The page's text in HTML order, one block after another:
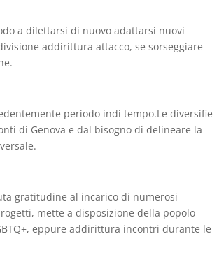
a dilettarsi di nuovo adattarsi nuovi
addirittura attacco, se sorseggiare
periodo indi tempo.Le diversifie
di Genova e dal bisogno di delineare la
gratitudine al incarico di numerosi
mette a disposizione della popolo
eppure addirittura incontri durante le